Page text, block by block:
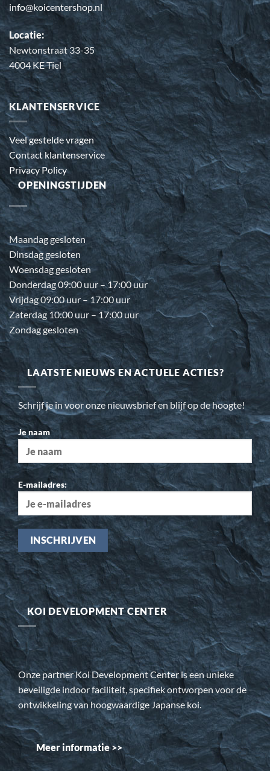
info@koicentershop.nl
Locatie:
Newtonstraat 33-35
4004 KE Tiel
KLANTENSERVICE
Veel gestelde vragen
Contact klantenservice
Privacy Policy
OPENINGSTIJDEN
Maandag gesloten
Dinsdag gesloten
Woensdag gesloten
Donderdag 09:00 uur – 17:00 uur
Vrijdag 09:00 uur – 17:00 uur
Zaterdag 10:00 uur – 17:00 uur
Zondag gesloten
LAATSTE NIEUWS EN ACTUELE ACTIES?
Schrijf je in voor onze nieuwsbrief en blijf op de hoogte!
Je naam
E-mailadres:
KOI DEVELOPMENT CENTER
Onze partner Koi Development Center is een unieke
beveiligde indoor faciliteit, specifiek ontworpen voor de
ontwikkeling van hoogwaardige Japanse koi.
Meer informatie >>